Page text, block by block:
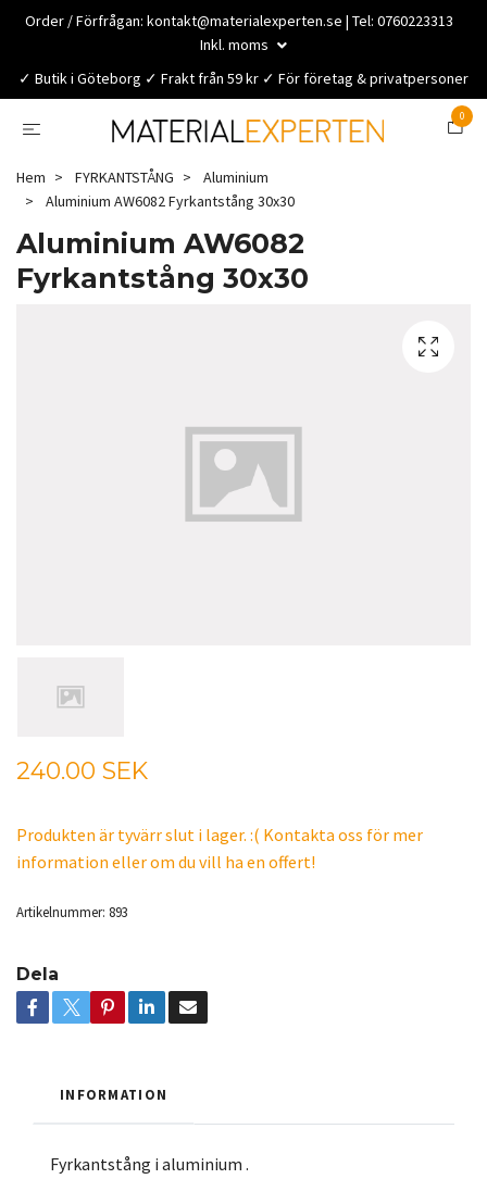
Order / Förfrågan: kontakt@materialexperten.se | Tel: 0760223313
Inkl. moms
✓ Butik i Göteborg ✓ Frakt från 59 kr ✓ För företag & privatpersoner
0
Hem FYRKANTSTÅNG
Aluminium
Aluminium AW6082 Fyrkantstång 30x30
Aluminium AW6082
Fyrkantstång 30x30
240.00 SEK
Produkten är tyvärr slut i lager. :( Kontakta oss för mer
information eller om du vill ha en offert!
Artikelnummer: 893
Dela
INFORMATION
Fyrkantstång i aluminium .